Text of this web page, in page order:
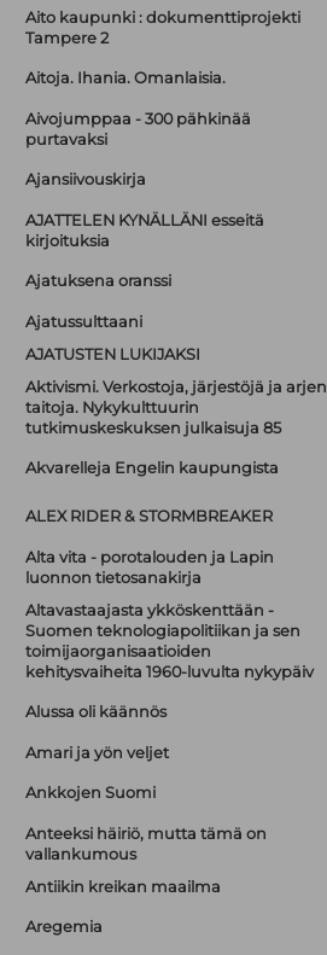
Aito kaupunki : dokumenttiprojekti
Tampere 2
Aitoja. Ihania. Omanlaisia.
Aivojumppaa - 300 pähkinää
purtavaksi
Ajansiivouskirja
AJATTELEN KYNÄLLÄNI esseitä
kirjoituksia
Ajatuksena oranssi
Ajatussulttaani
AJATUSTEN LUKIJAKSI
Aktivismi. Verkostoja, järjestöjä ja arjen
taitoja. Nykykulttuurin
tutkimuskeskuksen julkaisuja 85
Akvarelleja Engelin kaupungista
ALEX RIDER & STORMBREAKER
Alta vita - porotalouden ja Lapin
luonnon tietosanakirja
Altavastaajasta ykköskenttään -
Suomen teknologiapolitiikan ja sen
toimijaorganisaatioiden
kehitysvaiheita 1960-luvulta nykypäiv
Alussa oli käännös
Amari ja yön veljet
Ankkojen Suomi
Anteeksi häiriö, mutta tämä on
vallankumous
Antiikin kreikan maailma
Aregemia